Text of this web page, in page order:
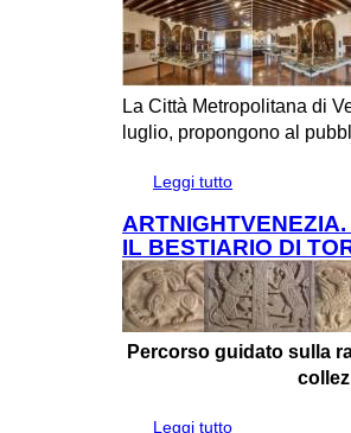
La Città Metropolitana di
luglio, propongono al
Leggi tutto
IL BESTIARIO DI
Percorso guidato sulla
Leggi tutto